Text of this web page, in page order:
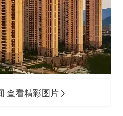
查看精彩图片